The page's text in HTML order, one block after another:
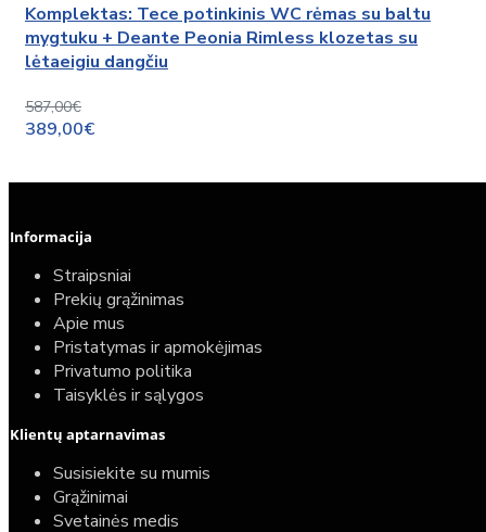
Komplektas: Tece potinkinis WC rėmas su baltu
mygtuku + Deante Peonia Rimless klozetas su
lėtaeigiu dangčiu
587,00€
389,00€
Informacija
Straipsniai
Prekių grąžinimas
Apie mus
Pristatymas ir apmokėjimas
Privatumo politika
Taisyklės ir sąlygos
Klientų aptarnavimas
Susisiekite su mumis
Grąžinimai
Svetainės medis